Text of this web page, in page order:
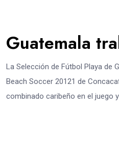
Guatemala
La Selección de Fútbol Playa de
Beach Soccer 20121 de
combinado caribeño en el juego